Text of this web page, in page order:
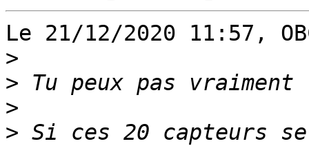
Le 21/12/2020 11:57,
>
>
>
> Si ces 20 capteurs